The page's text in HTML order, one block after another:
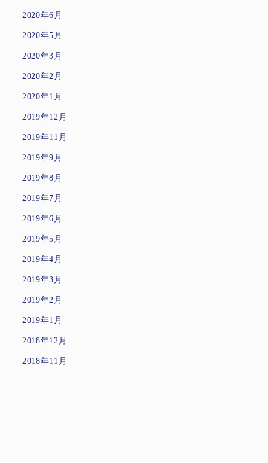
2020年6月
2020年5月
2020年3月
2020年2月
2020年1月
2019年12月
2019年11月
2019年9月
2019年8月
2019年7月
2019年6月
2019年5月
2019年4月
2019年3月
2019年2月
2019年1月
2018年12月
2018年11月